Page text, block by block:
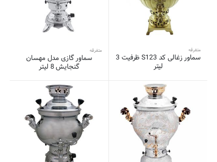
متفرقه
سماور زغالی کد S123 ظرفیت 3
لیتر
متفرقه
سماور گازی مدل مهسان
گنجایش 8 لیتر